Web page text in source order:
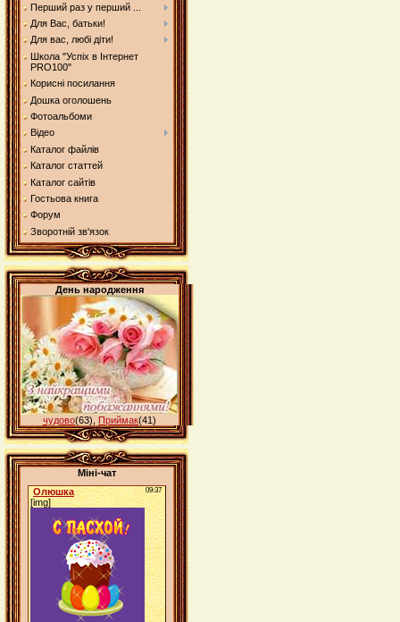
Перший раз у перший ...
Для Вас, батьки!
Для вас, любі діти!
Школа "Успіх в Інтернет
PRO100"
Корисні посилання
Дошка оголошень
Фотоальбоми
Відео
Каталог файлів
Каталог статтей
Каталог сайтів
Гостьова книга
Форум
Зворотній зв'язок
День народження
чудово(63) Приймак(41)
Міні-чат